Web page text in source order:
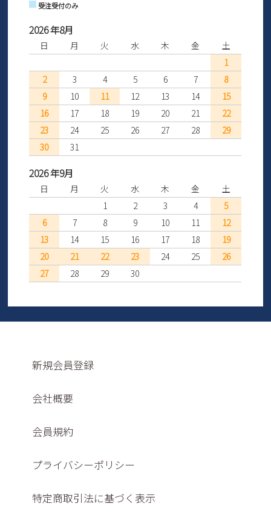
受注受付のみ
2026 年8月
日 月 火 水 木 金
土
1
2
3 4 5 6 7
8
9
10 11 12 13 14
15
16
17 18 19 20 21
22
23
24 25 26 27 28
29
30
31
2026 年9月
日 月 火 水 木 金
土
1
2 3 4
5
6
7 8 9 10 11
12
13
14 15 16 17 18
19
20
21 22 23 24 25
26
27
28 29 30
新規会員登録
会社概要
会員規約
プライバシーポリシー
特定商取引法に基づく表示